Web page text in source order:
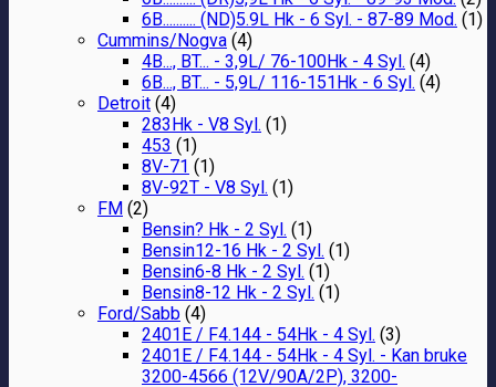
6B.......... (ND)5.9L Hk - 6 Syl. - 87-89 Mod. (1)
Cummins/Nogva (4)
4B..., BT... - 3,9L/ 76-100Hk - 4 Syl. (4)
6B..., BT... - 5,9L/ 116-151Hk - 6 Syl. (4)
Detroit (4)
283Hk - V8 Syl. (1)
453 (1)
8V-71 (1)
8V-92T - V8 Syl. (1)
FM (2)
Bensin? Hk - 2 Syl. (1)
Bensin12-16 Hk - 2 Syl. (1)
Bensin6-8 Hk - 2 Syl. (1)
Bensin8-12 Hk - 2 Syl. (1)
Ford/Sabb (4)
2401E / F4.144 - 54Hk - 4 Syl. (3)
2401E / F4.144 - 54Hk - 4 Syl. - Kan bruke
3200-4566 (12V/90A/2P), 3200-